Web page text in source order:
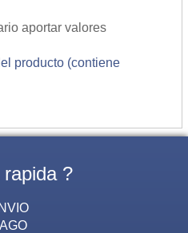
aportar valores
producto (contiene
?